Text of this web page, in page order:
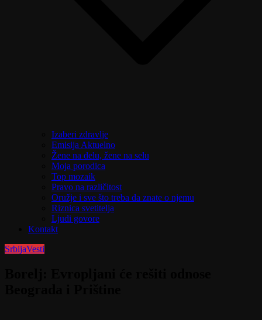
Izaberi zdravlje
Emisija Aktuelno
Žene na delu, žene na selu
Moja porodica
Top mozaik
Pravo na različitost
Oružje i sve što treba da znate o njemu
Riznica svetitelja
Ljudi govore
Kontakt
SrbijaVesti